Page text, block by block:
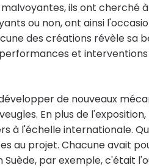
ils ont cherché
ou non, ont ainsi
des créations révèle sa
et
de nouveaux
En plus de
à l'échelle internationale.
au projet. Chacune avait
par exemple, c'était